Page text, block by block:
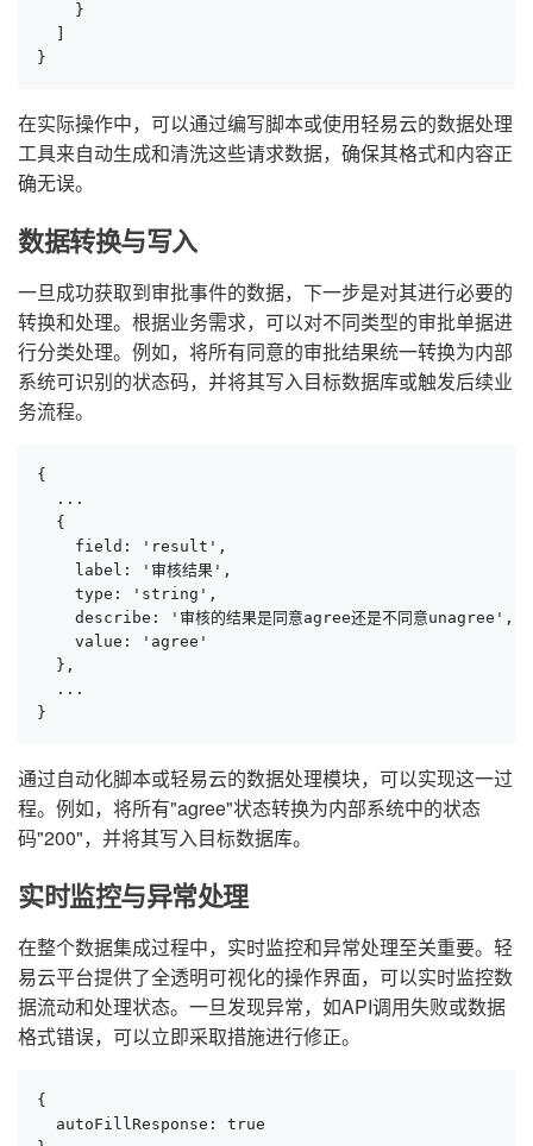
    }
}
在实际操作中，可以通过编写脚本或使用轻易云的数据处理
工具来自动生成和清洗这些请求数据，确保其格式和内容正
确无误。
数据转换与写入
一旦成功获取到审批事件的数据，下一步是对其进行必要的
转换和处理。根据业务需求，可以对不同类型的审批单据进
行分类处理。例如，将所有同意的审批结果统一转换为内部
系统可识别的状态码，并将其写入目标数据库或触发后续业
务流程。
{
  ...
  {
    field: 'result',
    label: '审核结果',
    type: 'string',
    describe: '审核的结果是同意agree还是不同意unagree',
    value: 'agree'
  },
  ...
}
通过自动化脚本或轻易云的数据处理模块，可以实现这一过
程。例如，将所有"agree"状态转换为内部系统中的状态
码"200"，并将其写入目标数据库。
实时监控与异常处理
在整个数据集成过程中，实时监控和异常处理至关重要。轻
易云平台提供了全透明可视化的操作界面，可以实时监控数
据流动和处理状态。一旦发现异常，如API调用失败或数据
格式错误，可以立即采取措施进行修正。
{
  autoFillResponse: true